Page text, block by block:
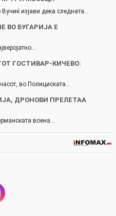
изјави дека следната…
ВО БУГАРИЈА Е
ГОСТИВАР-КИЧЕВО:
во Полициската…
ДРОНОВИ ПРЕЛЕТАА
воена…